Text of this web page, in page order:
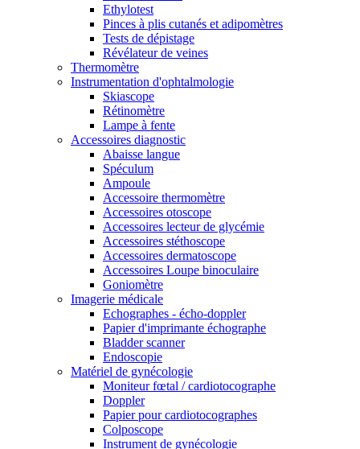
Ethylotest
Pinces à plis cutanés et adipomètres
Tests de dépistage
Révélateur de veines
Thermomètre
Instrumentation d'ophtalmologie
Skiascope
Rétinomètre
Lampe à fente
Accessoires diagnostic
Abaisse langue
Spéculum
Ampoule
Accessoire thermomètre
Accessoires otoscope
Accessoires lecteur de glycémie
Accessoires stéthoscope
Accessoires dermatoscope
Accessoires Loupe binoculaire
Goniomètre
Imagerie médicale
Echographes - écho-doppler
Papier d'imprimante échographe
Bladder scanner
Endoscopie
Matériel de gynécologie
Moniteur fœtal / cardiotocographe
Doppler
Papier pour cardiotocographes
Colposcope
Instrument de gynécologie